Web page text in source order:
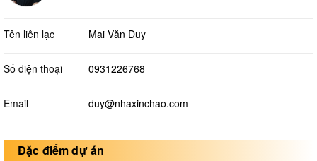
Tên liên lạc Mai Văn Duy
Số điện thoại 0931226768
Email duy@nhaxinchao.com
Đặc điểm dự án